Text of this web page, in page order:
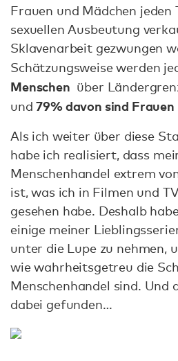
Frauen und Mädchen jeden
sexuellen Ausbeutung
Sklavenarbeit gezwungen
Schätzungsweise werden
Menschen über
und79% davon sind
Als ich weiter über diese
habe ich realisiert, dass
Menschenhandel extrem
ist, was ich in Filmen und
gesehen habe. Deshalb
einige meiner
unter die Lupe zu nehmen,
wie wahrheitsgetreu die
Menschenhandel sind. Und
dabei gefunden…